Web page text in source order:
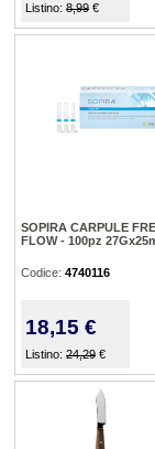
Listino: 8,99 €
SOPIRA CARPULE
FLOW - 100pz
Codice: 4740116
18,15 €
Listino: 24,29 €